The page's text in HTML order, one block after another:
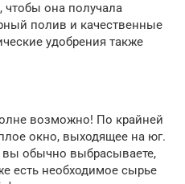
чтобы она получала
полив и качественные
удобрения также
возможно! По крайней
окно, выходящее на юг.
обычно выбрасываете,
есть необходимое сырье